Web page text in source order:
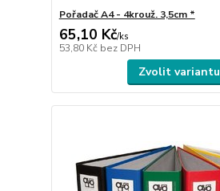
Pořadač A4 - 4krouž. 3,5cm *
65,10 Kč/ks
53,80 Kč bez DPH
Zvolit variantu